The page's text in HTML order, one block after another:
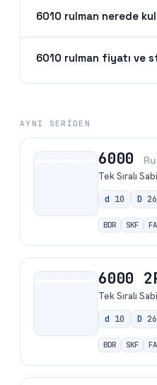
6010 rulman nerede
6010 rulman fiyatı ve
AYNI SERIDEN
6000
Tek Sıralı
d 10 D 26
BDR SKF
6000
Tek Sıralı
d 10 D 26
BDR SKF